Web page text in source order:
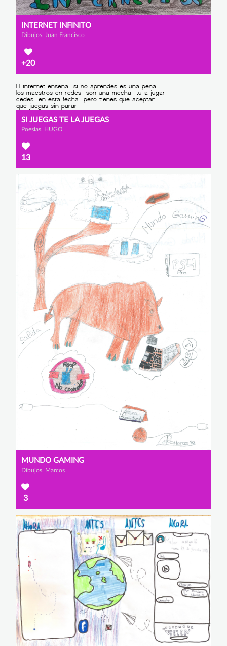
INTERNET INFINITO
Dibujos, Juan Francisco
+20
SI JUEGAS TE LA JUEGAS
Poesías, HUGO
13
MUNDO GAMING
Dibujos, Marcos
3